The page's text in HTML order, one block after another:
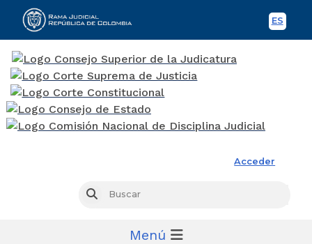
ES
Acceder
Buscar
Menú